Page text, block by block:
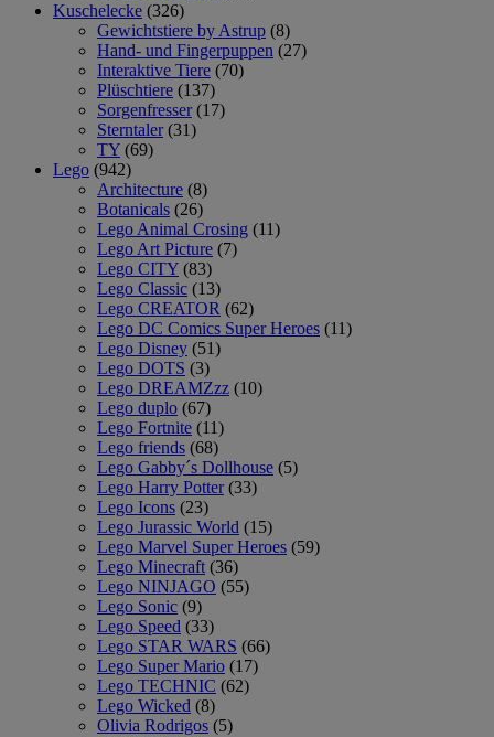
Kuschelecke (326)
Gewichtstiere by Astrup (8)
Hand- und Fingerpuppen (27)
Interaktive Tiere (70)
Plüschtiere (137)
Sorgenfresser (17)
Sterntaler (31)
TY (69)
Lego (942)
Architecture (8)
Botanicals (26)
Lego Animal Crosing (11)
Lego Art Picture (7)
Lego CITY (83)
Lego Classic (13)
Lego CREATOR (62)
Lego DC Comics Super Heroes (11)
Lego Disney (51)
Lego DOTS (3)
Lego DREAMZzz (10)
Lego duplo (67)
Lego Fortnite (11)
Lego friends (68)
Lego Gabby´s Dollhouse (5)
Lego Harry Potter (33)
Lego Icons (23)
Lego Jurassic World (15)
Lego Marvel Super Heroes (59)
Lego Minecraft (36)
Lego NINJAGO (55)
Lego Sonic (9)
Lego Speed (33)
Lego STAR WARS (66)
Lego Super Mario (17)
Lego TECHNIC (62)
Lego Wicked (8)
Olivia Rodrigos (5)